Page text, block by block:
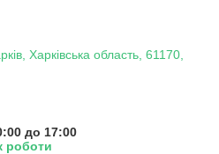
Харківська область, 61170,
до 17:00
роботи